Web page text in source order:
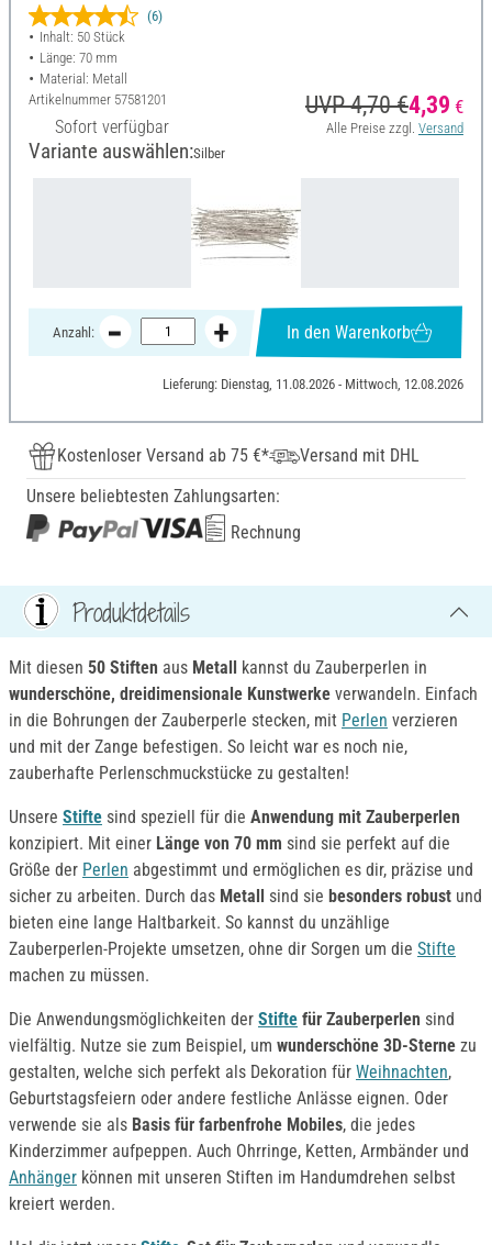
(6)
Inhalt: 50 Stück
Länge: 70 mm
Material: Metall
Artikelnummer 57581201
Sofort verfügbar
UVP 4,70 €4,39 €
Alle Preise zzgl. Versand
Variante auswählen:Silber
Anzahl: In den Warenkorb
Lieferung: Dienstag, 11.08.2026 - Mittwoch, 12.08.2026
Kostenloser Versand ab 75 €*
Versand mit DHL
Unsere beliebtesten Zahlungsarten:
Rechnung
Produktdetails
Mit diesen 50 Stiften aus Metall
kannst du Zauberperlen in
wunderschöne, dreidimensionale Kunstwerke verwandeln. Einfach
in die Bohrungen der Zauberperle stecken, mit Perlen verzieren
und mit der Zange befestigen. So leicht war es noch nie,
zauberhafte Perlenschmuckstücke zu gestalten!
Unsere Stifte sind speziell für die Anwendung mit Zauberperlen
konzipiert. Mit einer Länge von 70 mm sind sie perfekt auf die
Größe der Perlen abgestimmt und ermöglichen es dir, präzise und
sicher zu arbeiten. Durch das Metall sind sie besonders robust und
bieten eine lange Haltbarkeit. So kannst du unzählige
Zauberperlen-Projekte umsetzen, ohne dir Sorgen um die Stifte
machen zu müssen.
Die Anwendungsmöglichkeiten der Stifte für Zauberperlen sind
vielfältig. Nutze sie zum Beispiel, um wunderschöne 3D-Sterne zu
gestalten, welche sich perfekt als Dekoration für Weihnachten,
Geburtstagsfeiern oder andere festliche Anlässe eignen. Oder
verwende sie als Basis für farbenfrohe Mobiles, die jedes
Kinderzimmer aufpeppen. Auch Ohrringe, Ketten, Armbänder und
Anhänger können mit unseren Stiften im Handumdrehen selbst
kreiert werden.